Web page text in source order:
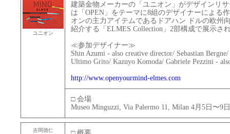
ユニオン
建築金物メーカーの「ユニオン」がデザインリ
は「OPEN」をテーマに8組のデザイナーによる
オンの主力アイテムであるドアハン ドルの欧州
紹介する「ELMES Collection」2部構成で展示さ
≪参加デザイナー≫
Shin Azumi - also creative director/ Sebastian
Ultimo Grito/ Kazuyo Komoda/ Gabriele Pezzini -
http://www.openyourmind-elmes.com
□ 会場
Museo Minguzzi, Via Palermo 11, Milan 4月5日〜9
吉岡徳仁